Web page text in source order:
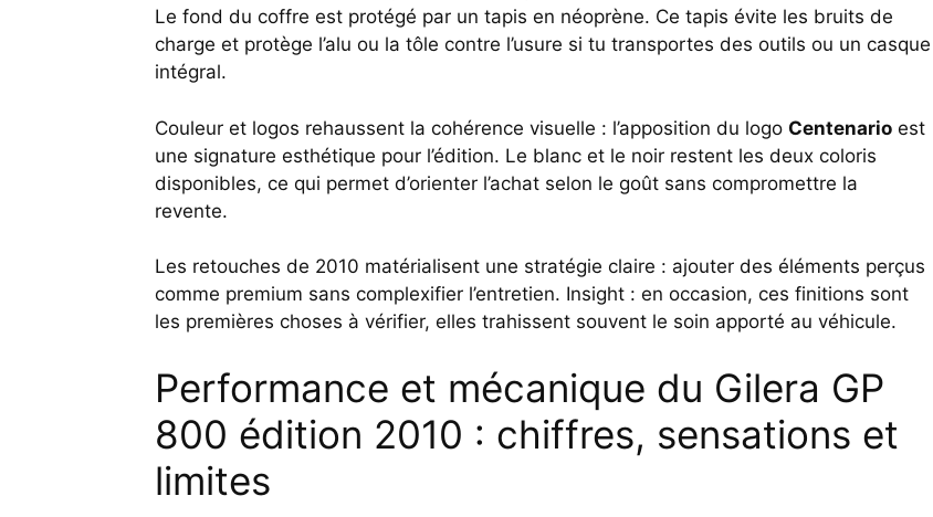
Le fond du coffre est protégé par un tapis en néoprène. Ce tapis évite les bruits de
charge et protège l’alu ou la tôle contre l’usure si tu transportes des outils ou un casque
intégral.
Couleur et logos rehaussent la cohérence visuelle : l’apposition du logo Centenario est
une signature esthétique pour l’édition. Le blanc et le noir restent les deux coloris
disponibles, ce qui permet d’orienter l’achat selon le goût sans compromettre la
revente.
Les retouches de 2010 matérialisent une stratégie claire : ajouter des éléments perçus
comme premium sans complexifier l’entretien. Insight : en occasion, ces finitions sont
les premières choses à vérifier, elles trahissent souvent le soin apporté au véhicule.
Performance et mécanique du Gilera GP
800 édition 2010 : chiffres, sensations et
limites